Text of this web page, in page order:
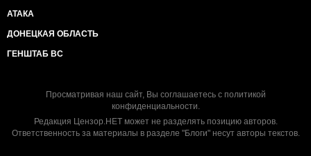
АТАКА
ДОНЕЦКАЯ ОБЛАСТЬ
ГЕНШТАБ ВС
Просматривая наш сайт, Вы соглашаетесь с политикой
конфиденциальности.
Редакция Цензор.НЕТ может не разделять позицию авторов.
Ответственность за материалы в разделе "Блоги" несут авторы текстов.